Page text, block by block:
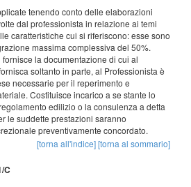
tenendo conto delle elaborazioni
dal professionista in relazione ai temi
caratteristiche cui si riferiscono: esse sono
massima complessiva del 50%.
la documentazione di cui al
soltanto in parte, al Professionista è
necessarie per il reperimento e
Costituisce incarico a se stante lo
edilizio o la consulenza a detta
le suddette prestazioni saranno
preventivamente concordato.
[torna all'indice][torna al sommario]
C